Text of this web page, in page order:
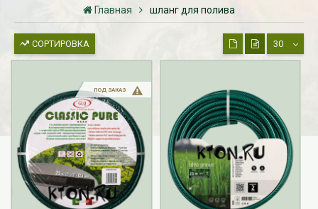
Главная шланг для полива
СОРТИРОВКА 30
ПОД ЗАКАЗ